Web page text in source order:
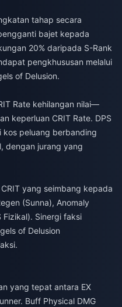
tahap secara
bajet kepada
20% daripada S-Rank
pengkhususan melalui
of Delusion.
Rate kehilangan nilai—
keperluan CRIT Rate. DPS
kos peluang berbanding
dengan jurang yang
yang seimbang kepada
(Sunna), Anomaly
Fizikal). Sinergi faksi
of Delusion
yang tepat antara EX
Buff Physical DMG